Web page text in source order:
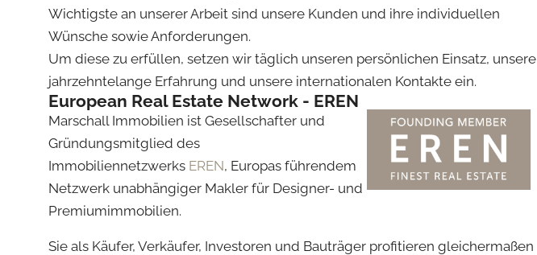
Wichtigste an unserer Arbeit sind unsere Kunden und ihre individuellen
Wünsche sowie Anforderungen.
Um diese zu erfüllen, setzen wir täglich unseren persönlichen Einsatz, unsere
jahrzehntelange Erfahrung und unsere internationalen Kontakte ein.
European Real Estate Network - EREN
Marschall Immobilien ist Gesellschafter und
Gründungsmitglied des
Immobiliennetzwerks EREN, Europas führendem
Netzwerk unabhängiger Makler für Designer- und
Premiumimmobilien.
Sie als Käufer, Verkäufer, Investoren und Bauträger profitieren gleichermaßen